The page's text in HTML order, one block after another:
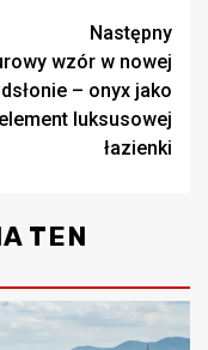
Następny
wzór w nowej
– onyx jako
element luksusowej
łazienki
TEN